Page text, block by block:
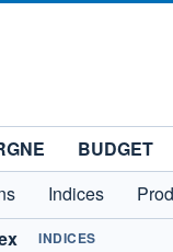
BUDGET
Indices
INDICES